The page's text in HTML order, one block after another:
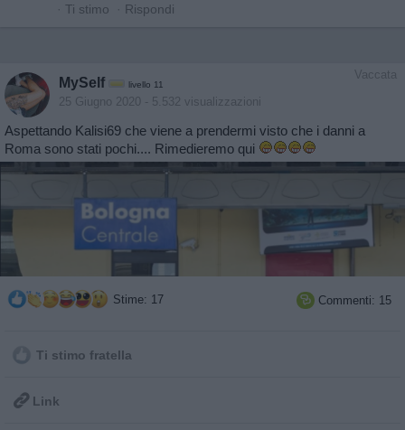
· Ti stimo · Rispondi
Vaccata
MySelf livello 11
25 Giugno 2020 - 5.532 visualizzazioni
Aspettando Kalisi69 che viene a prendermi visto che i danni a
Roma sono stati pochi.... Rimedieremo qui
Stime: 17  Commenti: 15
Ti stimo fratella
 Link